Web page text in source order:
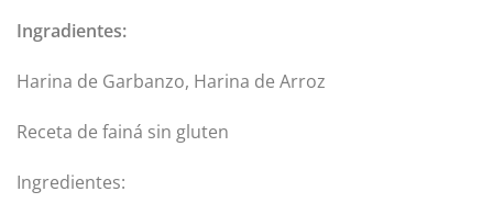
Ingradientes:
Harina de Garbanzo, Harina de Arroz
Receta de fainá sin gluten
Ingredientes: